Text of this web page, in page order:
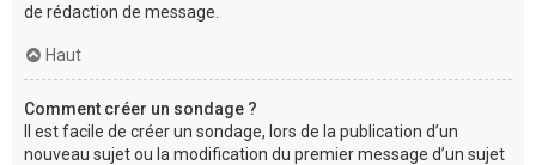
de rédaction de message.
Haut
Comment créer un sondage ?
Il est facile de créer un sondage, lors de la publication d’un
nouveau sujet ou la modification du premier message d’un sujet